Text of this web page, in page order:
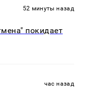
52 минуты назад
покидает
час назад